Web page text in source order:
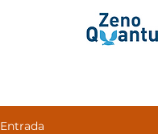
Entrada